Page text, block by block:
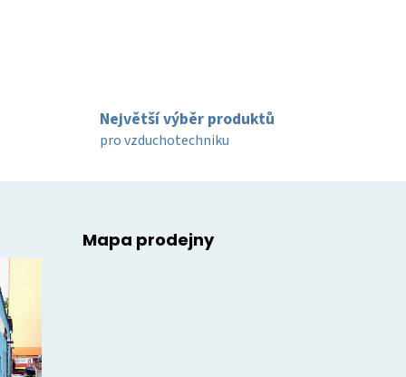
Největší výběr produktů
pro vzduchotechniku
Mapa prodejny